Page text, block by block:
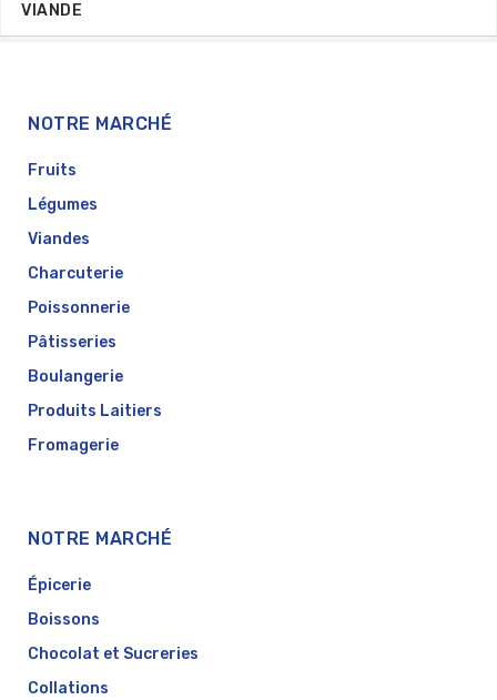
VIANDE
NOTRE MARCHÉ
Fruits
Légumes
Viandes
Charcuterie
Poissonnerie
Pâtisseries
Boulangerie
Produits Laitiers
Fromagerie
NOTRE MARCHÉ
Épicerie
Boissons
Chocolat et Sucreries
Collations